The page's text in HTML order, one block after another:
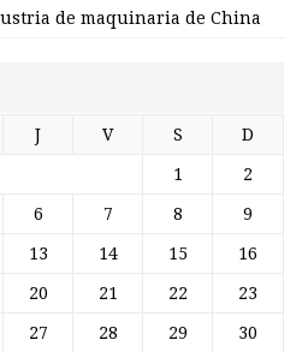
de maquinaria de China
J V S D
1 2
6 7 8 9
13 14 15 16
20 21 22 23
27 28 29 30